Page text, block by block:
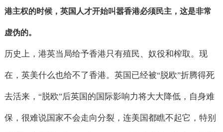
港主权的时候，英国人才开始叫嚣香港必须民主，这是非常
虚伪的。
历史上，港英当局给予香港只有殖民、奴役和榨取。现
在，英美什么也给不了香港。英国已经被“脱欧”折腾得死
去活来， “脱欧”后英国的国际影响力将大大降低，自身难
保，很难说国家不会走向分裂，连美国都瞧不起它，特别